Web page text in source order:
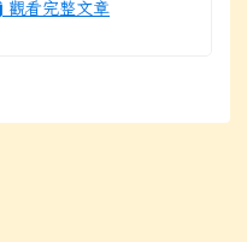
觀看完整文章